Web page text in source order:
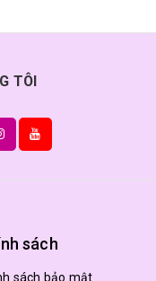
TÔI
sách
sách bảo mật